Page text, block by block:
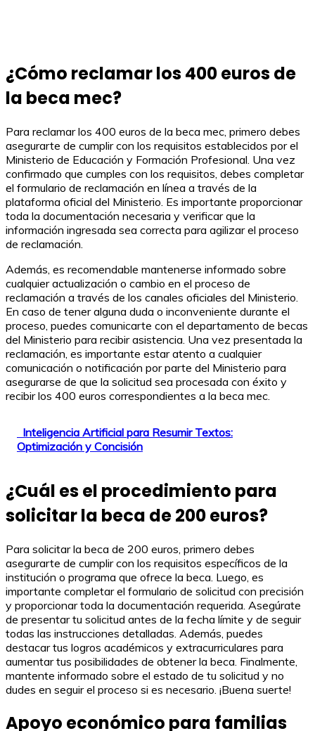
¿Cómo reclamar los 400 euros de
la beca mec?
Para reclamar los 400 euros de la beca mec, primero debes
asegurarte de cumplir con los requisitos establecidos por el
Ministerio de Educación y Formación Profesional. Una vez
confirmado que cumples con los requisitos, debes completar
el formulario de reclamación en línea a través de la
plataforma oficial del Ministerio. Es importante proporcionar
toda la documentación necesaria y verificar que la
información ingresada sea correcta para agilizar el proceso
de reclamación.
Además, es recomendable mantenerse informado sobre
cualquier actualización o cambio en el proceso de
reclamación a través de los canales oficiales del Ministerio.
En caso de tener alguna duda o inconveniente durante el
proceso, puedes comunicarte con el departamento de becas
del Ministerio para recibir asistencia. Una vez presentada la
reclamación, es importante estar atento a cualquier
comunicación o notificación por parte del Ministerio para
asegurarse de que la solicitud sea procesada con éxito y
recibir los 400 euros correspondientes a la beca mec.
Inteligencia Artificial para Resumir Textos:
Optimización y Concisión
¿Cuál es el procedimiento para
solicitar la beca de 200 euros?
Para solicitar la beca de 200 euros, primero debes
asegurarte de cumplir con los requisitos específicos de la
institución o programa que ofrece la beca. Luego, es
importante completar el formulario de solicitud con precisión
y proporcionar toda la documentación requerida. Asegúrate
de presentar tu solicitud antes de la fecha límite y de seguir
todas las instrucciones detalladas. Además, puedes
destacar tus logros académicos y extracurriculares para
aumentar tus posibilidades de obtener la beca. Finalmente,
mantente informado sobre el estado de tu solicitud y no
dudes en seguir el proceso si es necesario. ¡Buena suerte!
Apoyo económico para familias